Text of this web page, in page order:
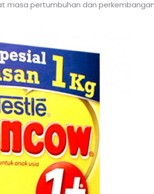
masa pertumbuhan dan